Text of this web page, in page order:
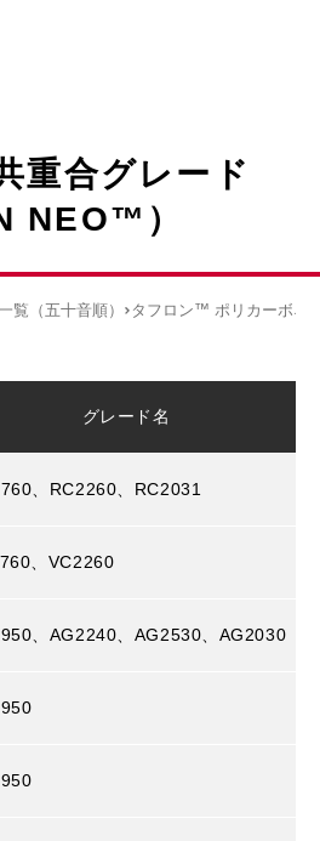
重合グレード
NEO™）
覧（五十音順） タフロン™ ポリカーボネ
グレード名
、RC2260、RC2031
、VC2260
、AG2240、AG2530、AG2030